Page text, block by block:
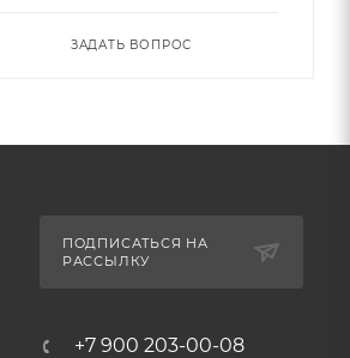
ЗАДАТЬ ВОПРОС
ПОДПИСАТЬСЯ НА
РАССЫЛКУ
+7 900 203-00-08